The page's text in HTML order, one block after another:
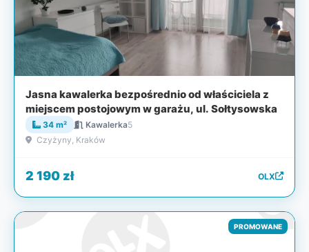
Jasna kawalerka bezpośrednio od właściciela z
miejscem postojowym w garażu, ul. Sołtysowska
34 m² Kawalerka5
Czyżyny, Kraków
2 190 zł OLX
PROMOWANE